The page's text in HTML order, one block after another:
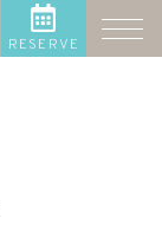
RESERVE